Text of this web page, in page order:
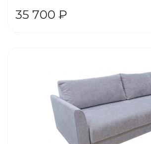
35 700 ₽